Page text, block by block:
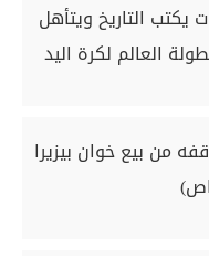
يكتب التاريخ ويتأهل
العالم لكرة اليد
من بيع خوان بيزيرا